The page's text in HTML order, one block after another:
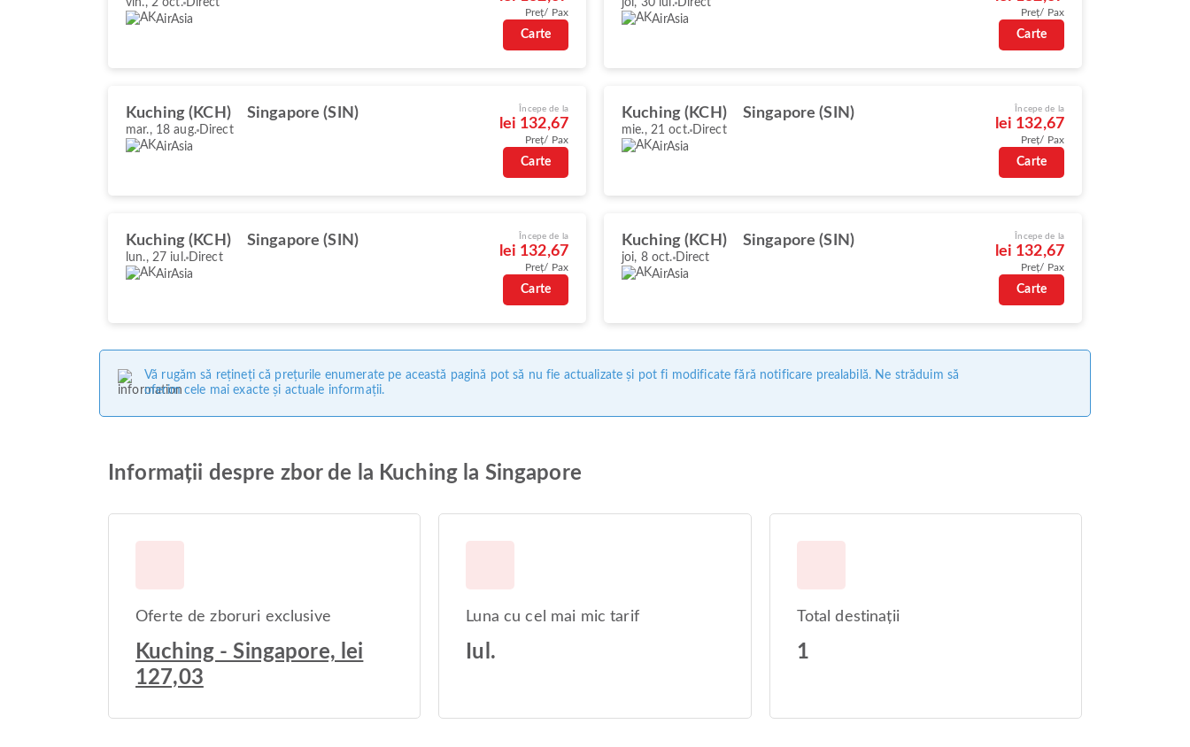
vin., 2 oct. Direct
AirAsia
Preț/ Pax
Carte
joi, 30 iul. Direct
AirAsia
Preț/ Pax
Carte
Kuching (KCH) Singapore (SIN)
mar., 18 aug. Direct
AirAsia
Începe de la
lei 132,67
Preț/ Pax
Carte
Kuching (KCH) Singapore (SIN)
mie., 21 oct. Direct
AirAsia
Începe de la
lei 132,67
Preț/ Pax
Carte
Kuching (KCH) Singapore (SIN)
lun., 27 iul. Direct
AirAsia
Începe de la
lei 132,67
Preț/ Pax
Carte
Kuching (KCH) Singapore (SIN)
joi, 8 oct. Direct
AirAsia
Începe de la
lei 132,67
Preț/ Pax
Carte
Vă rugăm să rețineți că prețurile enumerate pe această pagină pot să nu fie actualizate și pot fi modificate fără notificare prealabilă. Ne străduim să
oferim cele mai exacte și actuale informații.
Informații despre zbor de la Kuching la Singapore
Oferte de zboruri exclusive
Kuching - Singapore, lei
127,03
Luna cu cel mai mic tarif
Iul.
Total destinații
1